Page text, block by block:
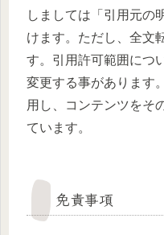
しましては「引用元の
けます。ただし、全文
す。引用許可範囲につ
変更する事があります
用し、コンテンツをそ
ています。
免責事項